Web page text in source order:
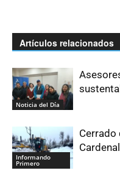
Artículos relacionados
Noticia del Día
Informando
Primero
Cerrado